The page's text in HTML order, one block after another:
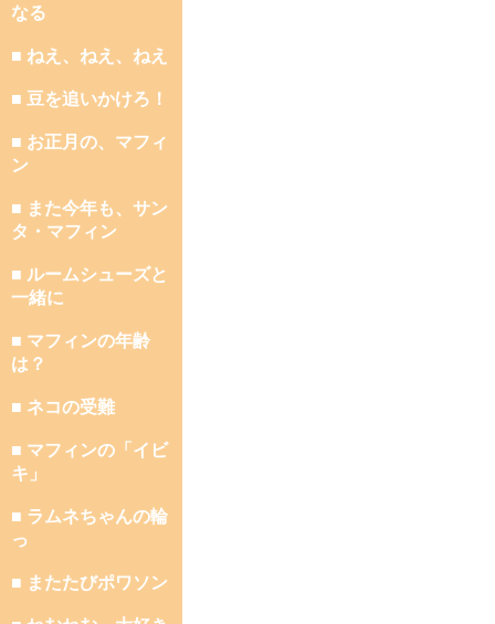
なる
■ ねえ、ねえ、ねえ
■ 豆を追いかけろ！
■ お正月の、マフィ
ン
■ また今年も、サン
タ・マフィン
■ ルームシューズと
一緒に
■ マフィンの年齢
は？
■ ネコの受難
■ マフィンの「イビ
キ」
■ ラムネちゃんの輪
っ
■ またたびポワソン